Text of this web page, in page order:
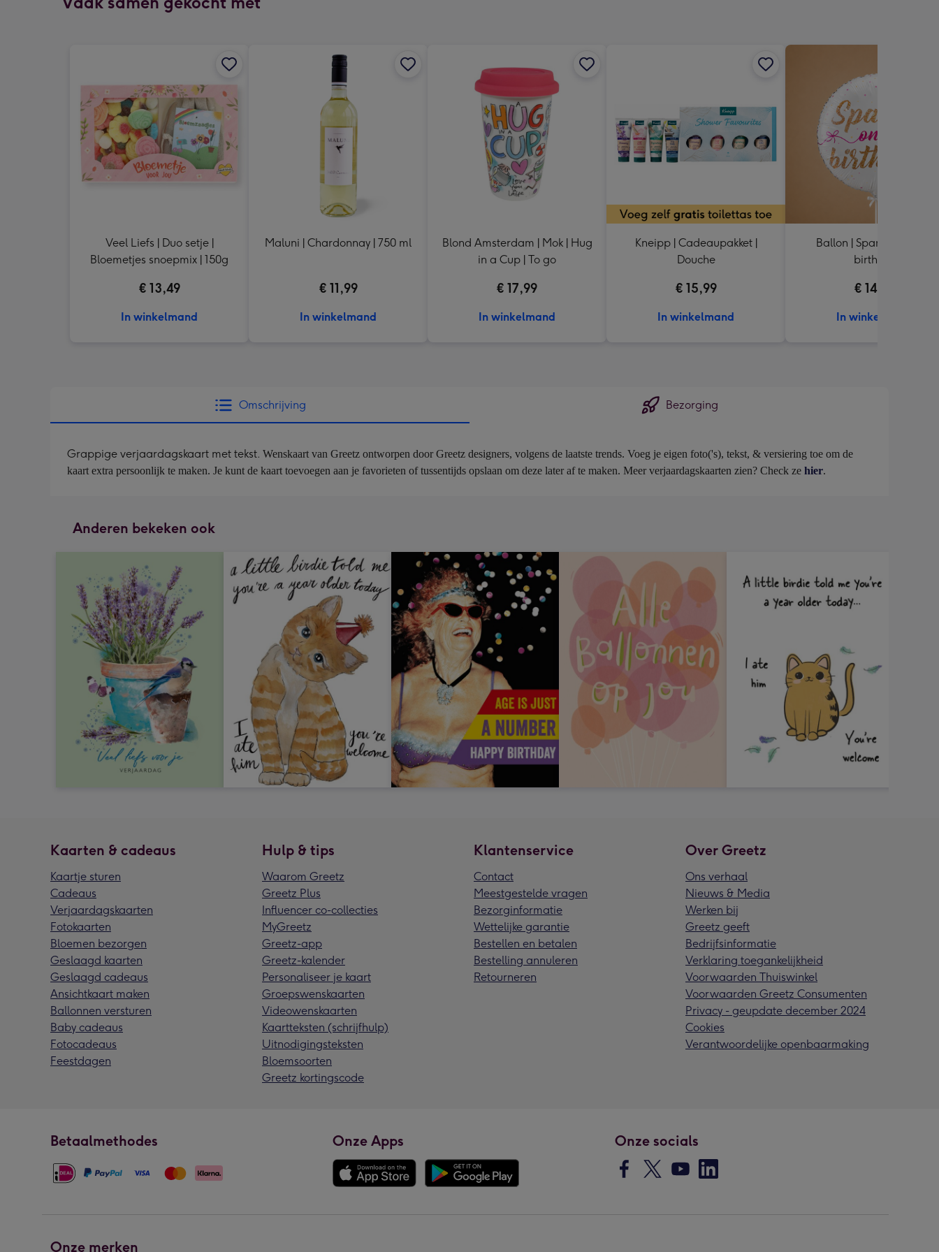
Veel Liefs | Duo setje |
Bloemetjes snoepmix | 150g
€ 13,49
In winkelmand
Maluni | Chardonnay | 750 ml
€ 11,99
In winkelmand
Blond Amsterdam | Mok | Hug
in a Cup | To go
€ 17,99
In winkelmand
Kneipp | Cadeaupakket |
Douche
€ 15,99
In winkelmand
Ballon | Sparkle on your
birthday
€ 14,99
In winkelmand
Omschrijving Bezorging
Grappige verjaardagskaart met tekst. Wenskaart van Greetz ontworpen door Greetz designers, volgens de laatste trends. Voeg je eigen foto('s), tekst, & versiering toe om de
kaart extra persoonlijk te maken. Je kunt de kaart toevoegen aan je favorieten of tussentijds opslaan om deze later af te maken. Meer verjaardagskaarten zien? Check ze hier.
Anderen bekeken ook
Kaarten & cadeaus
Kaartje sturen
Cadeaus
Verjaardagskaarten
Fotokaarten
Bloemen bezorgen
Geslaagd kaarten
Geslaagd cadeaus
Ansichtkaart maken
Ballonnen versturen
Baby cadeaus
Fotocadeaus
Feestdagen
Hulp & tips
Waarom Greetz
Greetz Plus
Influencer co-collecties
MyGreetz
Greetz-app
Greetz-kalender
Personaliseer je kaart
Groepswenskaarten
Videowenskaarten
Kaartteksten (schrijfhulp)
Uitnodigingsteksten
Bloemsoorten
Greetz kortingscode
Klantenservice
Contact
Meestgestelde vragen
Bezorginformatie
Wettelijke garantie
Bestellen en betalen
Bestelling annuleren
Retourneren
Over Greetz
Ons verhaal
Nieuws & Media
Werken bij
Greetz geeft
Bedrijfsinformatie
Verklaring toegankelijkheid
Voorwaarden Thuiswinkel
Voorwaarden Greetz Consumenten
Privacy - geupdate december 2024
Cookies
Verantwoordelijke openbaarmaking
Betaalmethodes Onze Apps Onze socials
Onze merken